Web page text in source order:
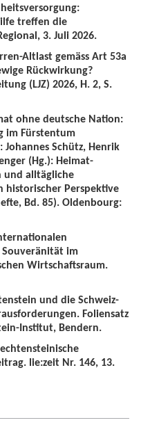
treffen die
3. Juli 2026.
Altlast gemäss Art 53a
Rückwirkung?
(LJZ) 2026, H. 2, S.
ohne deutsche Nation:
im Fürstentum
Johannes Schütz, Henrik
(Hg.): Heimat-
und alltägliche
Perspektive
Bd. 85). Oldenbourg:
Souveränität im
Wirtschaftsraum.
und die Schweiz-
Foliensatz
Institut, Bendern.
lie:zeit Nr. 146, 13.